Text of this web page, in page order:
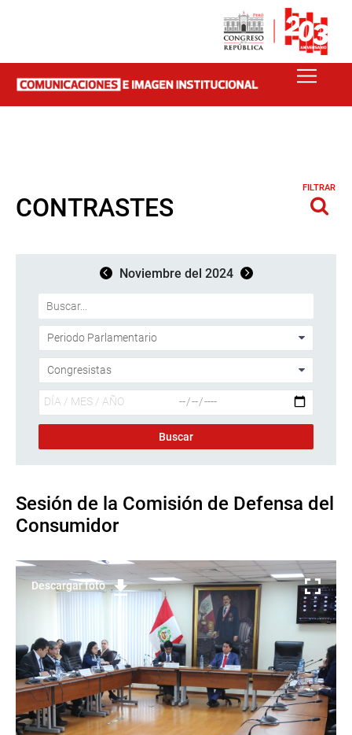
CONTRASTES
FILTRAR
Noviembre del 2024
Sesión de la Comisión de Defensa del
Consumidor
Descargar foto